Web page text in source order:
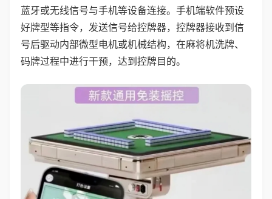
蓝牙或无线信号与手机等设备连接。手机端软件预设
好牌型等指令，发送信号给控牌器，控牌器接收到信
号后驱动内部微型电机或机械结构，在麻将机洗牌、
码牌过程中进行干预，达到控牌目的。